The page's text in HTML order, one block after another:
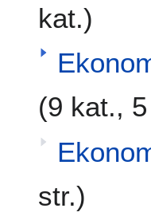
kat.)
(9 kat.,
str.)